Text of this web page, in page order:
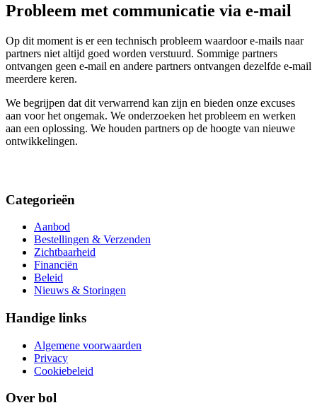
Probleem met communicatie via e-mail
Op dit moment is er een technisch probleem waardoor e-mails naar
partners niet altijd goed worden verstuurd. Sommige partners
ontvangen geen e-mail en andere partners ontvangen dezelfde e-mail
meerdere keren.
We begrijpen dat dit verwarrend kan zijn en bieden onze excuses
aan voor het ongemak. We onderzoeken het probleem en werken
aan een oplossing. We houden partners op de hoogte van nieuwe
ontwikkelingen.
Categorieën
Aanbod
Bestellingen & Verzenden
Zichtbaarheid
Financiën
Beleid
Nieuws & Storingen
Handige links
Algemene voorwaarden
Privacy
Cookiebeleid
Over bol